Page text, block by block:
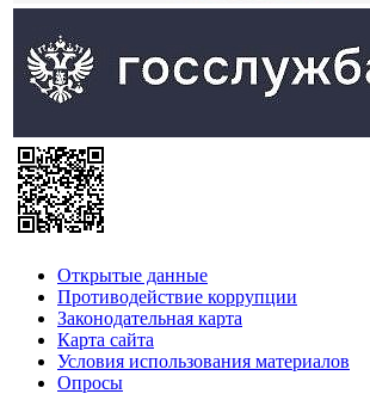
Открытые данные
Противодействие коррупции
Законодательная карта
Карта сайта
Условия использования материалов
Опросы